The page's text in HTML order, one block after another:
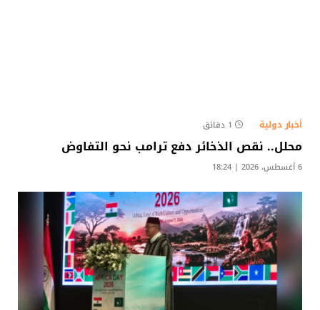
أخبار دولية 1 دقائق
محلل.. نقص الذخائر دفع ترامب نحو التفاوض
6 أغسطس، 2026 | 18:24